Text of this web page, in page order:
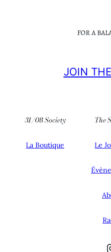
FOR A
JOIN
31/08 Society
La Boutique
The
Le